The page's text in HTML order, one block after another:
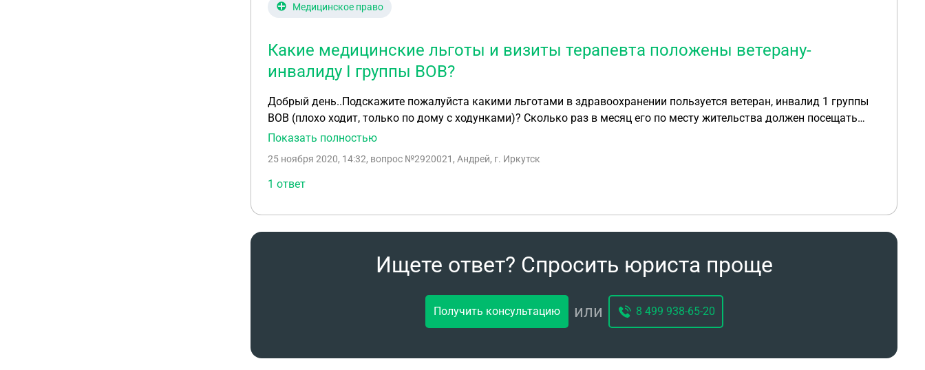
Медицинское право
Какие медицинские льготы и визиты терапевта положены ветерану-
инвалиду I группы ВОВ?
Добрый день..Подскажите пожалуйста какими льготами в здравоохранении пользуется ветеран, инвалид 1 группы
ВОВ (плохо ходит, только по дому с ходунками)? Сколько раз в месяц его по месту жительства должен посещать
участковый терапевт? Другие врачи: хирург, невролог, окулист, кардиолог, нефролог и т.д.? Если можно с ссылкой на
Показать полностью
25 ноября 2020, 14:32, вопрос №2920021, Андрей, г. Иркутск
1 ответ
Ищете ответ? Спросить юриста проще
Получить консультацию или 8 499 938-65-20